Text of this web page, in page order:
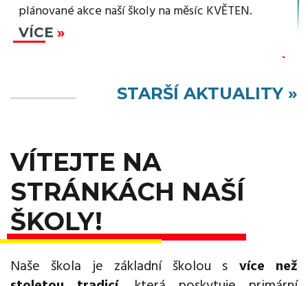
plánované akce naší školy na měsíc KVĚTEN.
VÍCE
STARŠÍ AKTUALITY »
VÍTEJTE NA
STRÁNKÁCH NAŠÍ
ŠKOLY!
Naše škola je základní školou s více než